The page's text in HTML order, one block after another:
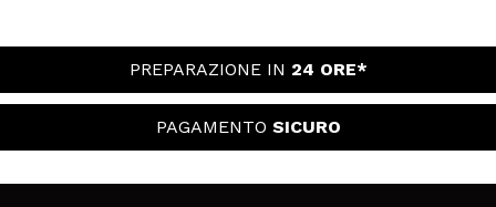
PREPARAZIONE IN 24 ORE*
PAGAMENTO SICURO